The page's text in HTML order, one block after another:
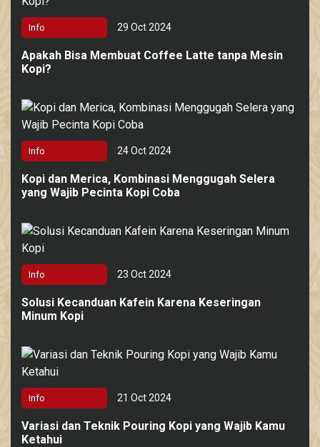
Info 29 Oct 2024
Apakah Bisa Membuat Coffee Latte tanpa Mesin
Kopi?
Info 24 Oct 2024
Kopi dan Merica, Kombinasi Menggugah Selera
yang Wajib Pecinta Kopi Coba
Info 23 Oct 2024
Solusi Kecanduan Kafein Karena Keseringan
Minum Kopi
Info 21 Oct 2024
Variasi dan Teknik Pouring Kopi yang Wajib Kamu
Ketahui